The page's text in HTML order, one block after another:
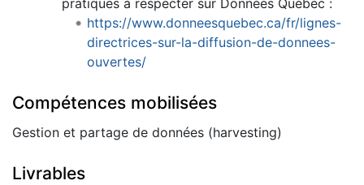
https://www.donneesquebec.ca/fr/lignes-
directrices-sur-la-diffusion-de-donnees-
ouvertes/
Compétences mobilisées
Gestion et partage de données (harvesting)
Livrables